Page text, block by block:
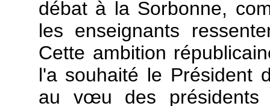
débat à la Sorbonne,
les enseignants
Cette ambition
l'a souhaité le Président
au vœu des présidents